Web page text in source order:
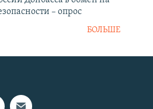
– опрос
БОЛЬШЕ